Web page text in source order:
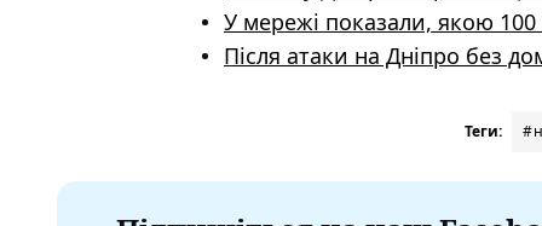
У мережі показали, якою 100
Після атаки на Дніпро без
Теги: